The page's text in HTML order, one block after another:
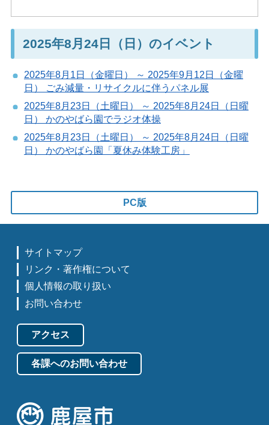
2025年8月24日（日）のイベント
2025年8月1日（金曜日） ～ 2025年9月12日（金曜
日） ごみ減量・リサイクルに伴うパネル展
2025年8月23日（土曜日） ～ 2025年8月24日（日曜
日） かのやばら園でラジオ体操
2025年8月23日（土曜日） ～ 2025年8月24日（日曜
日） かのやばら園「夏休み体験工房」
PC版
サイトマップ
リンク・著作権について
個人情報の取り扱い
お問い合わせ
アクセス
各課へのお問い合わせ